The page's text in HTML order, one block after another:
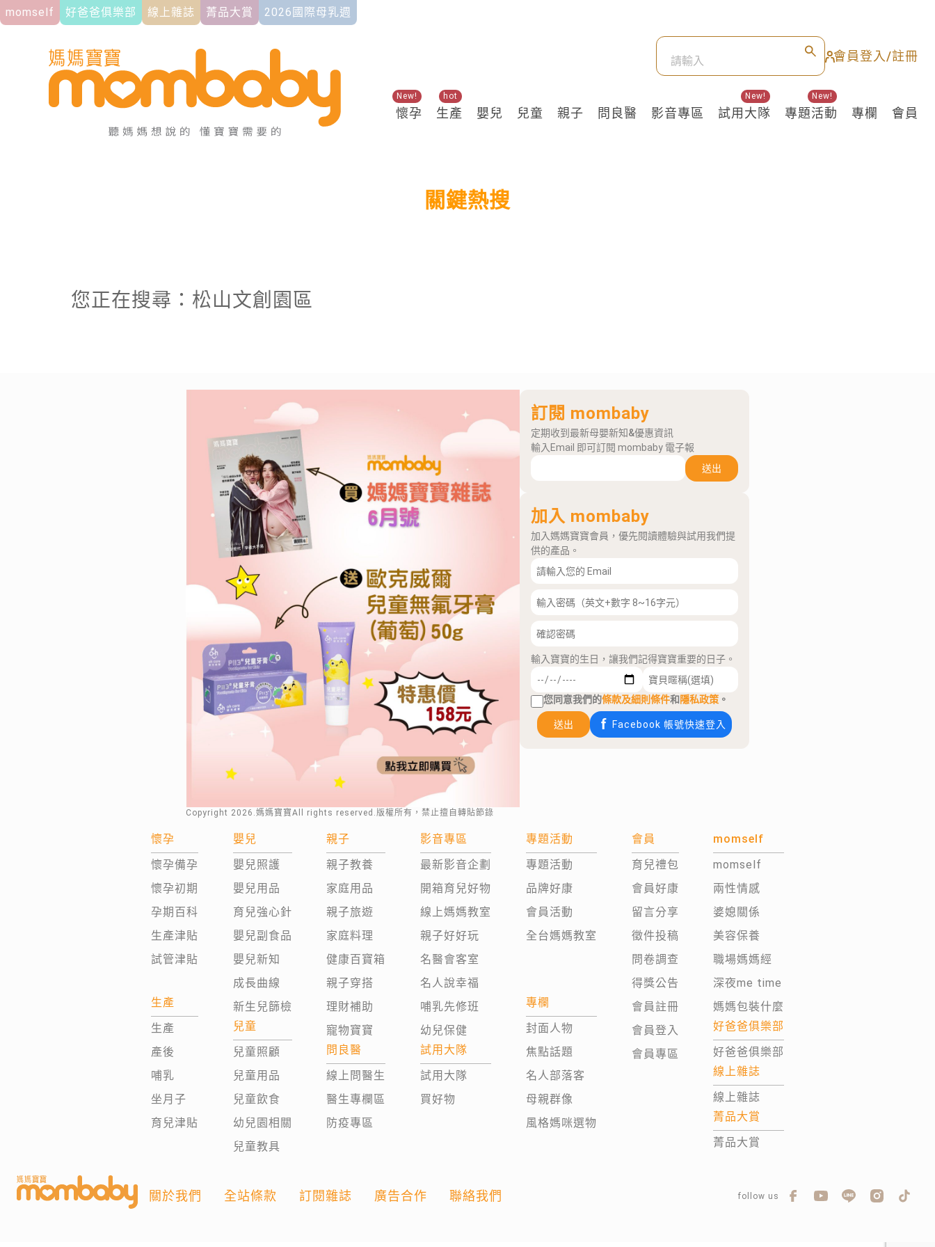
momself 好爸爸俱樂部 線上雜誌 菁品大賞 2026國際母乳週
會員登入/註冊
懷孕
New!
生產
hot
嬰兒 兒童 親子 問良醫 影音專區 試用大隊
New!
專題活動
New!
專欄 會員
關鍵熱搜
您正在搜尋：松山文創園區
Copyright 2026 .媽媽寶寶All rights reserved.版權所有，禁止擅自轉貼節錄
訂閱 mombaby
定期收到最新母嬰新知&優惠資訊
輸入Email 即可訂閱 mombaby 電子報
送出
加入 mombaby
加入媽媽寶寶會員，優先閱讀體驗與試用我們提
供的產品。
輸入寶寶的生日，讓我們記得寶寶重要的日子。
您同意我們的條款及細則條件和隱私政策 。
送出 Facebook 帳號快速登入
懷孕
懷孕備孕
懷孕初期
孕期百科
生產津貼
試管津貼
生產
生產
產後
哺乳
坐月子
育兒津貼
嬰兒
嬰兒照護
嬰兒用品
育兒強心針
嬰兒副食品
嬰兒新知
成長曲線
新生兒篩檢
兒童
兒童照顧
兒童用品
兒童飲食
幼兒園相關
兒童教具
親子
親子教養
家庭用品
親子旅遊
家庭料理
健康百寶箱
親子穿搭
理財補助
寵物寶寶
問良醫
線上問醫生
醫生專欄區
防疫專區
影音專區
最新影音企劃
開箱育兒好物
線上媽媽教室
親子好好玩
名醫會客室
名人說幸福
哺乳先修班
幼兒保健
試用大隊
試用大隊
買好物
專題活動
專題活動
品牌好康
會員活動
全台媽媽教室
專欄
封面人物
焦點話題
名人部落客
母親群像
風格媽咪選物
會員
育兒禮包
會員好康
留言分享
徵件投稿
問卷調查
得獎公告
會員註冊
會員登入
會員專區
momself
momself
兩性情感
婆媳關係
美容保養
職場媽媽經
深夜me time
媽媽包裝什麼
好爸爸俱樂部
好爸爸俱樂部
線上雜誌
線上雜誌
菁品大賞
菁品大賞
關於我們 全站條款 訂閱雜誌 廣告合作 聯絡我們 follow us